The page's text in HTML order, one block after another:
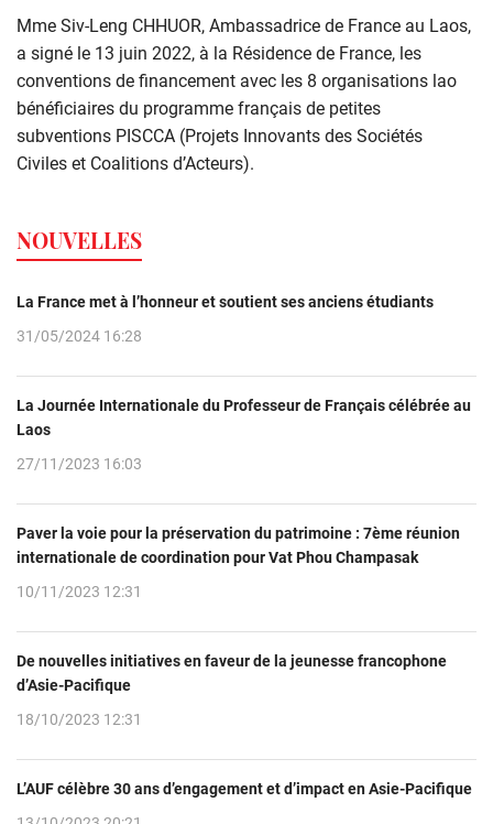
Mme Siv-Leng CHHUOR, Ambassadrice de France au Laos,
a signé le 13 juin 2022, à la Résidence de France, les
conventions de financement avec les 8 organisations lao
bénéficiaires du programme français de petites
subventions PISCCA (Projets Innovants des Sociétés
Civiles et Coalitions d’Acteurs).
NOUVELLES
La France met à l’honneur et soutient ses anciens étudiants
31/05/2024 16:28
La Journée Internationale du Professeur de Français célébrée au
Laos
27/11/2023 16:03
Paver la voie pour la préservation du patrimoine : 7ème réunion
internationale de coordination pour Vat Phou Champasak
10/11/2023 12:31
De nouvelles initiatives en faveur de la jeunesse francophone
d’Asie-Pacifique
18/10/2023 12:31
L’AUF célèbre 30 ans d’engagement et d’impact en Asie-Pacifique